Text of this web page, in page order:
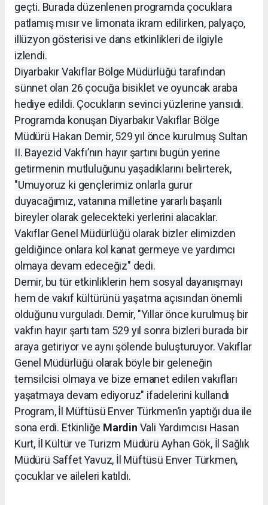
geçti. Burada düzenlenen programda çocuklara
patlamış mısır ve limonata ikram edilirken, palyaço,
illüzyon gösterisi ve dans etkinlikleri de ilgiyle
izlendi.
Diyarbakır Vakıflar Bölge Müdürlüğü tarafından
sünnet olan 26 çocuğa bisiklet ve oyuncak araba
hediye edildi. Çocukların sevinci yüzlerine yansıdı.
Programda konuşan Diyarbakır Vakıflar Bölge
Müdürü Hakan Demir, 529 yıl önce kurulmuş Sultan
II. Bayezid Vakfı’nın hayır şartını bugün yerine
getirmenin mutluluğunu yaşadıklarını belirterek,
"Umuyoruz ki gençlerimiz onlarla gurur
duyacağımız, vatanına milletine yararlı başarılı
bireyler olarak gelecekteki yerlerini alacaklar.
Vakıflar Genel Müdürlüğü olarak bizler elimizden
geldiğince onlara kol kanat germeye ve yardımcı
olmaya devam edeceğiz" dedi.
Demir, bu tür etkinliklerin hem sosyal dayanışmayı
hem de vakıf kültürünü yaşatma açısından önemli
olduğunu vurguladı. Demir, "Yıllar önce kurulmuş bir
vakfın hayır şartı tam 529 yıl sonra bizleri burada bir
araya getiriyor ve aynı şölende buluşturuyor. Vakıflar
Genel Müdürlüğü olarak böyle bir geleneğin
temsilcisi olmaya ve bize emanet edilen vakıfları
yaşatmaya devam ediyoruz" ifadelerini kullandı
Program, İl Müftüsü Enver Türkmen’in yaptığı dua ile
sona erdi. Etkinliğe Mardin Vali Yardımcısı Hasan
Kurt, İl Kültür ve Turizm Müdürü Ayhan Gök, İl Sağlık
Müdürü Saffet Yavuz, İl Müftüsü Enver Türkmen,
çocuklar ve aileleri katıldı.